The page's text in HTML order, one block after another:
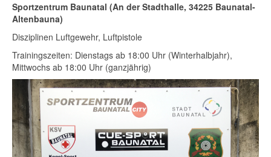
Sportzentrum Baunatal (An der Stadthalle, 34225 Baunatal-
Altenbauna)
Disziplinen Luftgewehr, Luftpistole
Trainingszeiten: Dienstags ab 18:00 Uhr (Winterhalbjahr),
Mittwochs ab 18:00 Uhr (ganzjährig)